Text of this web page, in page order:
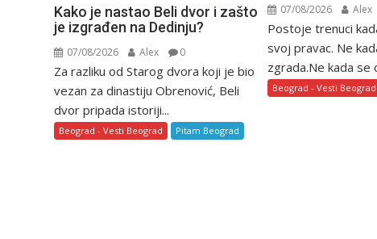
Kako je nastao Beli dvor i zašto
je izgrađen na Dedinju?
07/08/2026 Alex 0
Za razliku od Starog dvora koji je bio
vezan za dinastiju Obrenović, Beli
dvor pripada istoriji...
Beograd - Vesti Beograd Pitam Beograd
07/08/2026 Alex
Postoje trenuci
svoj pravac. Ne
zgrada.Ne kada se
Beograd - Vesti Beograd